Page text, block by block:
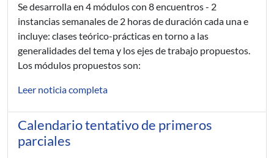
Se desarrolla en 4 módulos con 8 encuentros - 2
instancias semanales de 2 horas de duración cada una e
incluye: clases teórico-prácticas en torno a las
generalidades del tema y los ejes de trabajo propuestos.
Los módulos propuestos son:
Leer noticia completa
Calendario tentativo de primeros
parciales